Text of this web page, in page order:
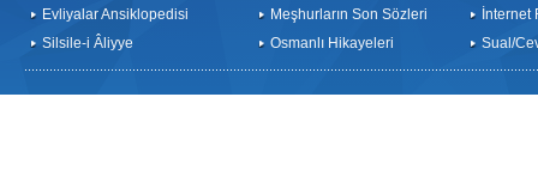
Evliyalar Ansiklopedisi
Silsile-i Âliyye
Meşhurların Son Sözleri
Osmanlı Hikayeleri
İnternet
Sual/